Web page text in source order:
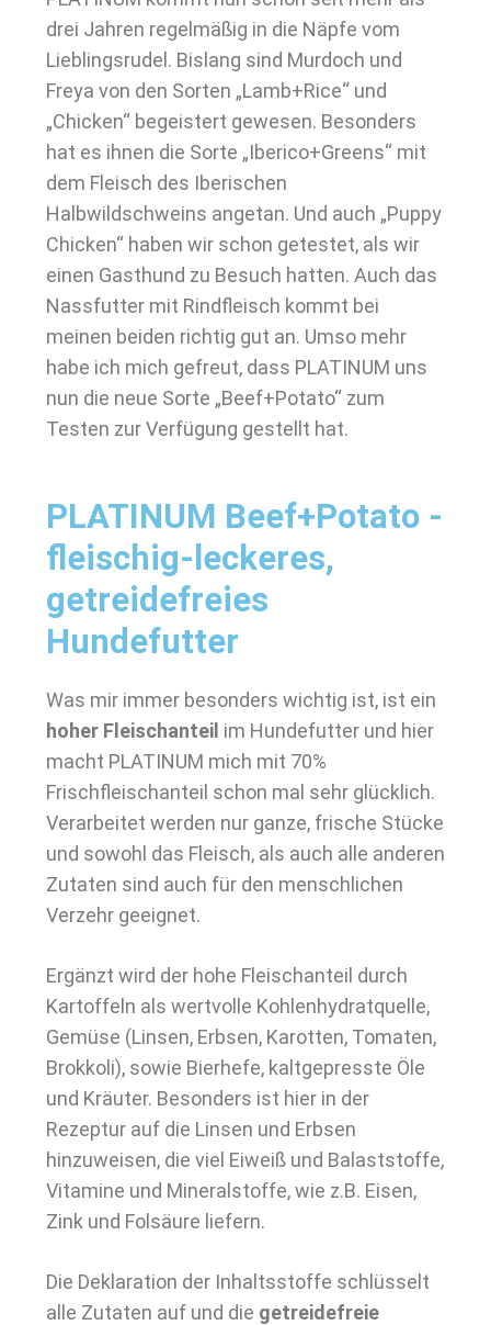
drei Jahren regelmäßig in die Näpfe vom
Lieblingsrudel. Bislang sind Murdoch und
Freya von den Sorten „Lamb+Rice“ und
„Chicken“ begeistert gewesen. Besonders
hat es ihnen die Sorte „Iberico+Greens“ mit
dem Fleisch des Iberischen
Halbwildschweins angetan. Und auch „Puppy
Chicken“ haben wir schon getestet, als wir
einen Gasthund zu Besuch hatten. Auch das
Nassfutter mit Rindfleisch kommt bei
meinen beiden richtig gut an. Umso mehr
habe ich mich gefreut, dass PLATINUM uns
nun die neue Sorte „Beef+Potato“ zum
Testen zur Verfügung gestellt hat.
PLATINUM Beef+Potato -
fleischig-leckeres,
getreidefreies
Hundefutter
Was mir immer besonders wichtig ist, ist ein
hoher Fleischanteil im Hundefutter und hier
macht PLATINUM mich mit 70%
Frischfleischanteil schon mal sehr glücklich.
Verarbeitet werden nur ganze, frische Stücke
und sowohl das Fleisch, als auch alle anderen
Zutaten sind auch für den menschlichen
Verzehr geeignet.
Ergänzt wird der hohe Fleischanteil durch
Kartoffeln als wertvolle Kohlenhydratquelle,
Gemüse (Linsen, Erbsen, Karotten, Tomaten,
Brokkoli), sowie Bierhefe, kaltgepresste Öle
und Kräuter. Besonders ist hier in der
Rezeptur auf die Linsen und Erbsen
hinzuweisen, die viel Eiweiß und Balaststoffe,
Vitamine und Mineralstoffe, wie z.B. Eisen,
Zink und Folsäure liefern.
Die Deklaration der Inhaltsstoffe schlüsselt
alle Zutaten auf und die getreidefreie